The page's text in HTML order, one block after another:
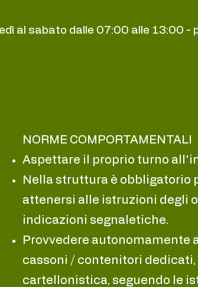
al sabato dalle 07:00 alle 13:00 -
NORME COMPORTAMENTALI
Aspettare il proprio turno
Nella struttura è obbligatorio
attenersi alle istruzioni degli
indicazioni segnaletiche.
Provvedere autonomamente
cassoni / contenitori
cartellonistica, seguendo le